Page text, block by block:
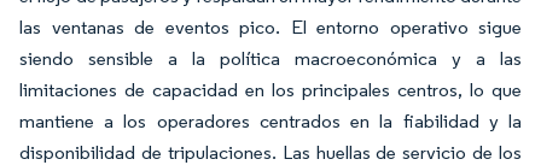
las ventanas de eventos pico. El entorno operativo sigue
siendo sensible a la política macroeconómica y a las
limitaciones de capacidad en los principales centros, lo que
mantiene a los operadores centrados en la fiabilidad y la
disponibilidad de tripulaciones. Las huellas de servicio de los